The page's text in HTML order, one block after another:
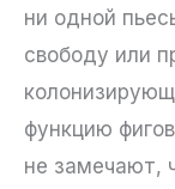
ни одной
свободу или
функцию
не замечают,